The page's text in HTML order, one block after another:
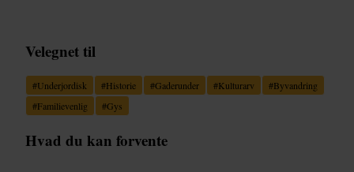
Velegnet til
#Underjordisk #Historie #Gaderunder #Kulturarv #Byvandring
#Familievenlig #Gys
Hvad du kan forvente